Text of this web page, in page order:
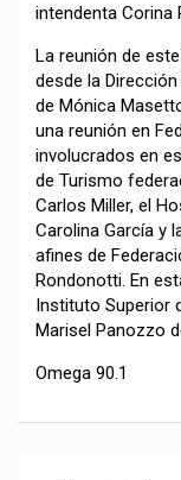
intendenta Corina
La reunión de
desde la
de Mónica
una reunión en
involucrados en
de Turismo
Carlos Miller, el
Carolina García y
afines de
Rondonotti. En
Instituto Superior
Marisel Panozzo
Omega 90.1